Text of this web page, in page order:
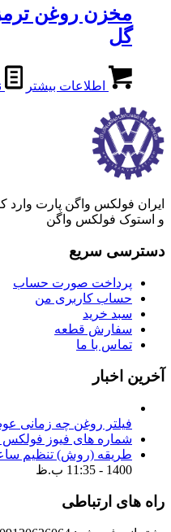
مخزن روغن
گل
اطلاعات بیشتر
ایران فولکس واگن پارت وارد
و استوک فولکس واگن
دسترسی سریع
پرداخت صورت حساب
حساب کاربری من
سبد خرید
سفارش قطعه
تماس با ما
آخرین اخبار
فیلتر روغن چه زمانی
شماره های فیوز فولکس
طریقه (روش) تنظیم
1400 - 11:35 ب.ظ
راه های ارتباطی